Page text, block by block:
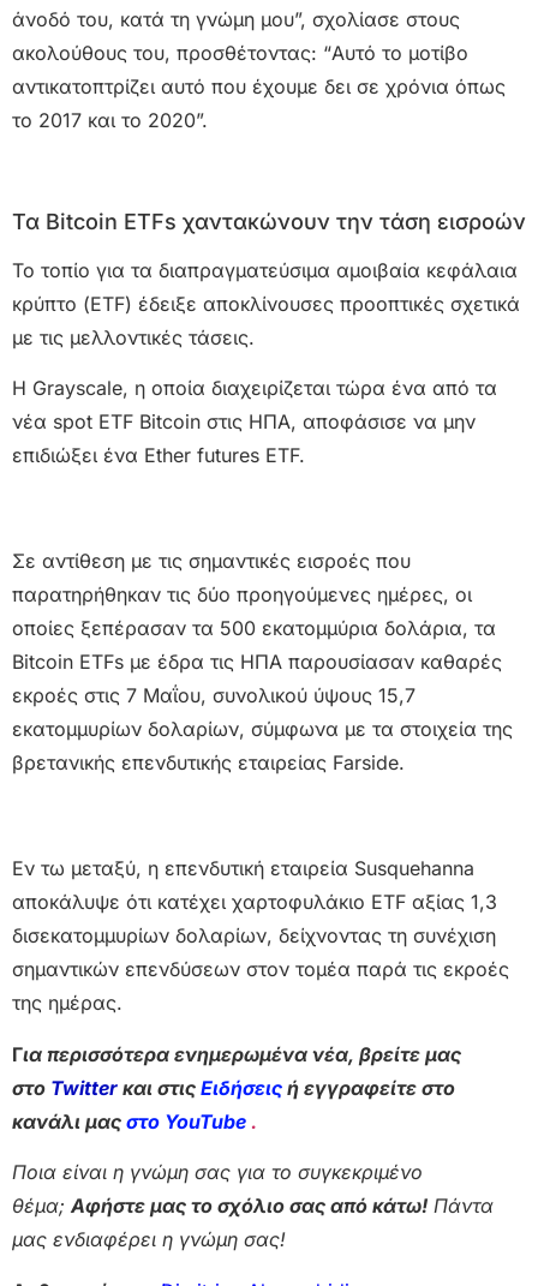
άνοδό του, κατά τη γνώμη μου”, σχολίασε στους
ακολούθους του, προσθέτοντας: “Αυτό το μοτίβο
αντικατοπτρίζει αυτό που έχουμε δει σε χρόνια όπως
το 2017 και το 2020”.
Τα Bitcoin ETFs χαντακώνουν την τάση εισροών
Το τοπίο για τα διαπραγματεύσιμα αμοιβαία κεφάλαια
κρύπτο (ETF) έδειξε αποκλίνουσες προοπτικές σχετικά
με τις μελλοντικές τάσεις.
Η Grayscale, η οποία διαχειρίζεται τώρα ένα από τα
νέα spot ETF Bitcoin στις ΗΠΑ, αποφάσισε να μην
επιδιώξει ένα Ether futures ETF.
Σε αντίθεση με τις σημαντικές εισροές που
παρατηρήθηκαν τις δύο προηγούμενες ημέρες, οι
οποίες ξεπέρασαν τα 500 εκατομμύρια δολάρια, τα
Bitcoin ETFs με έδρα τις ΗΠΑ παρουσίασαν καθαρές
εκροές στις 7 Μαΐου, συνολικού ύψους 15,7
εκατομμυρίων δολαρίων, σύμφωνα με τα στοιχεία της
βρετανικής επενδυτικής εταιρείας Farside.
Εν τω μεταξύ, η επενδυτική εταιρεία Susquehanna
αποκάλυψε ότι κατέχει χαρτοφυλάκιο ETF αξίας 1,3
δισεκατομμυρίων δολαρίων, δείχνοντας τη συνέχιση
σημαντικών επενδύσεων στον τομέα παρά τις εκροές
της ημέρας.
Για περισσότερα ενημερωμένα νέα, βρείτε μας
στο Twitter και στις Ειδήσεις ή εγγραφείτε στο
κανάλι μας στο YouTube .
Ποια είναι η γνώμη σας για το συγκεκριμένο
θέμα;Αφήστε μας το σχόλιο σας από κάτω! Πάντα
μας ενδιαφέρει η γνώμη σας!